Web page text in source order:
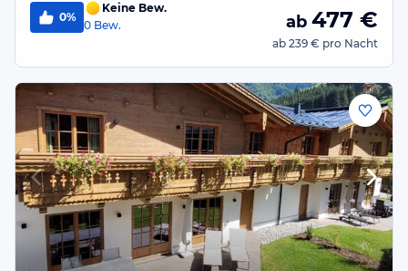
0%
Keine Bew.
0 Bew. ab 477 €
ab 239 € pro Nacht